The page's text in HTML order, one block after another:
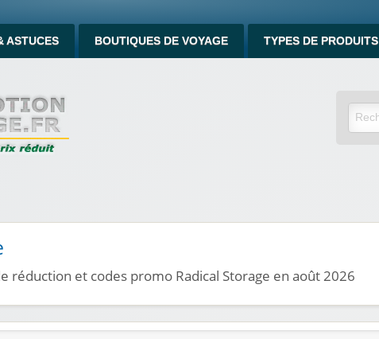
ASTUCES BOUTIQUES DE VOYAGE TYPES DE PRODUITS
réduction et codes promo Radical Storage en août 2026